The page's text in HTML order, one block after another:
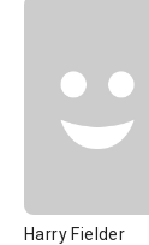
Harry Fielder